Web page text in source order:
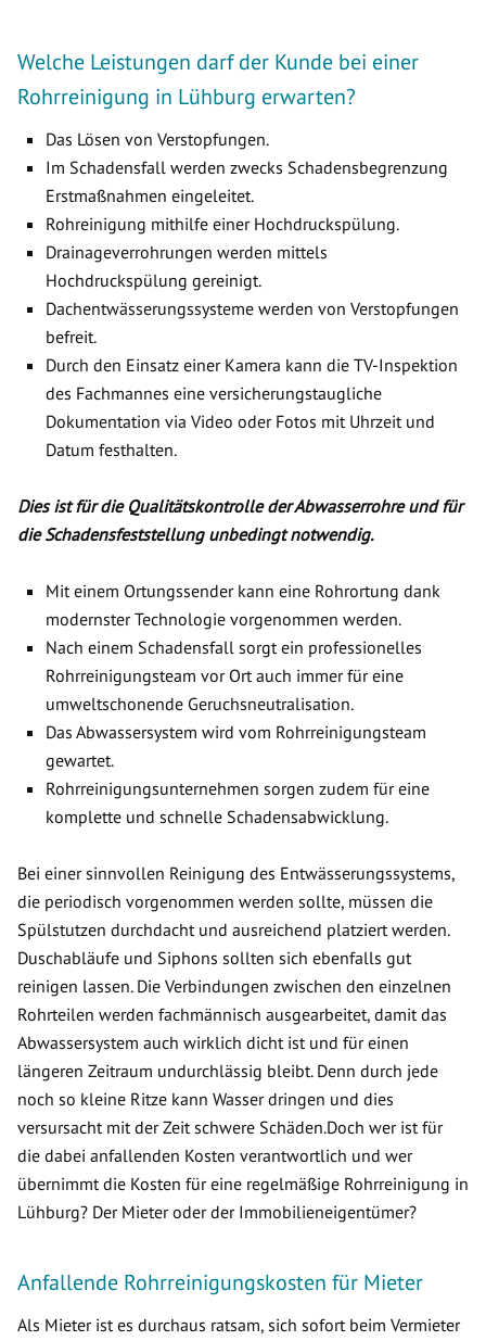
Welche Leistungen darf der Kunde bei einer
Rohrreinigung in Lühburg erwarten?
Das Lösen von Verstopfungen.
Im Schadensfall werden zwecks Schadensbegrenzung
Erstmaßnahmen eingeleitet.
Rohreinigung mithilfe einer Hochdruckspülung.
Drainageverrohrungen werden mittels
Hochdruckspülung gereinigt.
Dachentwässerungssysteme werden von Verstopfungen
befreit.
Durch den Einsatz einer Kamera kann die TV-Inspektion
des Fachmannes eine versicherungstaugliche
Dokumentation via Video oder Fotos mit Uhrzeit und
Datum festhalten.
Dies ist für die Qualitätskontrolle der Abwasserrohre und für
die Schadensfeststellung unbedingt notwendig.
Mit einem Ortungssender kann eine Rohrortung dank
modernster Technologie vorgenommen werden.
Nach einem Schadensfall sorgt ein professionelles
Rohrreinigungsteam vor Ort auch immer für eine
umweltschonende Geruchsneutralisation.
Das Abwassersystem wird vom Rohrreinigungsteam
gewartet.
Rohrreinigungsunternehmen sorgen zudem für eine
komplette und schnelle Schadensabwicklung.
Bei einer sinnvollen Reinigung des Entwässerungssystems,
die periodisch vorgenommen werden sollte, müssen die
Spülstutzen durchdacht und ausreichend platziert werden.
Duschabläufe und Siphons sollten sich ebenfalls gut
reinigen lassen. Die Verbindungen zwischen den einzelnen
Rohrteilen werden fachmännisch ausgearbeitet, damit das
Abwassersystem auch wirklich dicht ist und für einen
längeren Zeitraum undurchlässig bleibt. Denn durch jede
noch so kleine Ritze kann Wasser dringen und dies
versursacht mit der Zeit schwere Schäden.Doch wer ist für
die dabei anfallenden Kosten verantwortlich und wer
übernimmt die Kosten für eine regelmäßige Rohrreinigung in
Lühburg? Der Mieter oder der Immobilieneigentümer?
Anfallende Rohrreinigungskosten für Mieter
Als Mieter ist es durchaus ratsam, sich sofort beim Vermieter